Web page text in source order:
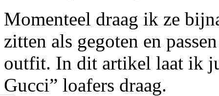
Momenteel draag ik ze
zitten als gegoten en
outfit. In dit artikel laat ik
Gucci” loafers draag.